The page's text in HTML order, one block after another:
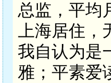
总监，平均
上海居住
我自认为是
雅；平素爱